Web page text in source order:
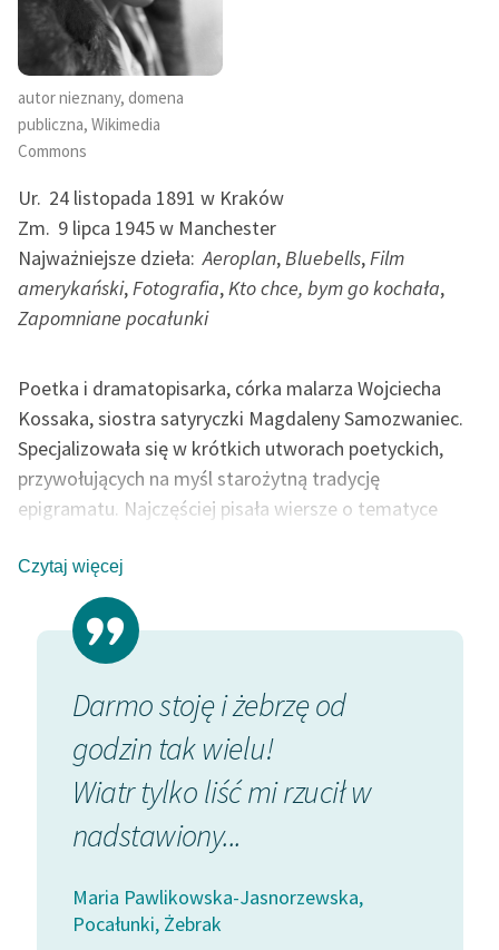
autor nieznany, domena
publiczna, Wikimedia
Commons
Ur. 24 listopada 1891 w Kraków
Zm. 9 lipca 1945 w Manchester
Najważniejsze dzieła: Aeroplan,Bluebells,Film
amerykański,Fotografia,Kto chce, bym go kochała,
Zapomniane pocałunki
Poetka i dramatopisarka, córka malarza Wojciecha
Kossaka, siostra satyryczki Magdaleny Samozwaniec.
Specjalizowała się w krótkich utworach poetyckich,
przywołujących na myśl starożytną tradycję
epigramatu. Najczęściej pisała wiersze o tematyce
konceptach. Nieobca była jej też tematyka pozycji
kobiety w społeczeństwie. W czasie wojny tworzyła z
kolei wiersze opisujące wpływ brutalnej historii na losy i
mentalność ludzką.
Czytaj więcej
Darmo stoję i żebrzę od
godzin tak wielu!
Wiatr tylko liść mi rzucił w
nadstawiony...
Maria Pawlikowska-Jasnorzewska,
Pocałunki, Żebrak